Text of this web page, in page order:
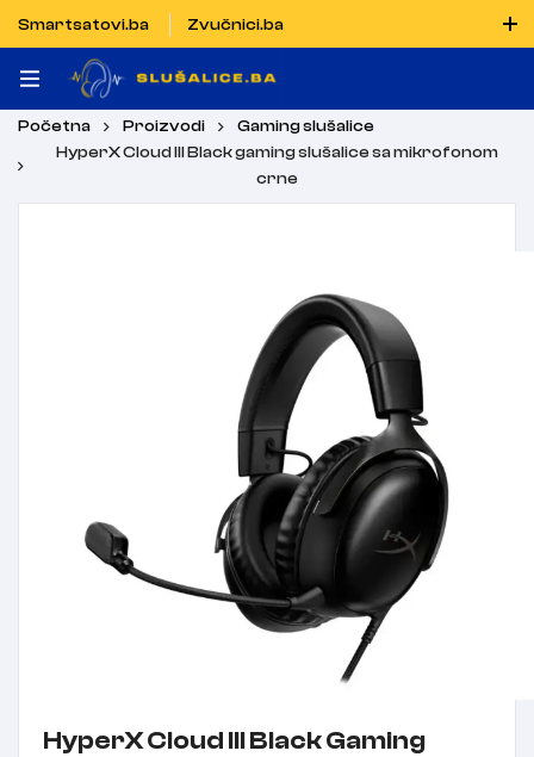
Smartsatovi.ba
Zvučnici.ba
Naručiti možete i porukom putem Vibera i WhatsAppa
Početna Proizvodi
Gaming slušalice
HyperX Cloud III Black gaming slušalice sa mikrofonom
crne
HyperX Cloud III Black Gaming